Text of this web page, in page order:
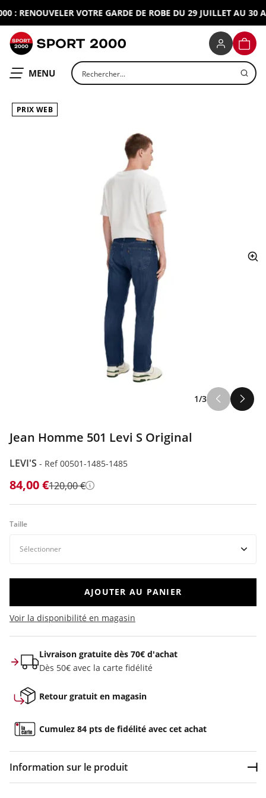
: RENOUVELER VOTRE GARDE DE ROBE DU 29 JUILLET AU 30
OUVRIR LE
MENU Rechercher un produit
PRIX WEB
1/3
Jean Homme 501 Levi S Original
LEVI'S - Ref 00501-1485-1485
84,00 €120,00 € Détails
Taille
AJOUTER AU PANIER
Voir la disponibilité en magasin
Livraison gratuite dès 70€ d'achat
Dès 50€ avec la carte fidélité
Retour gratuit en magasin
Cumulez 84 pts de fidélité avec cet achat
Information sur le produit